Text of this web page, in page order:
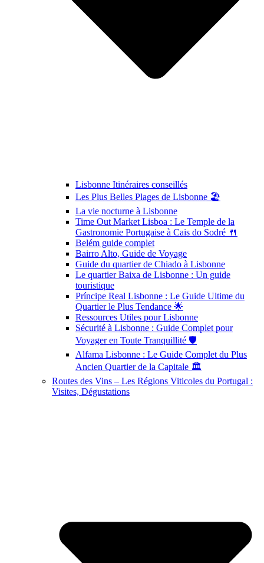
Lisbonne Itinéraires conseillés
Les Plus Belles Plages de Lisbonne 🏖️
La vie nocturne à Lisbonne
Time Out Market Lisboa : Le Temple de la
Gastronomie Portugaise à Cais do Sodré 🍴
Belém guide complet
Bairro Alto, Guide de Voyage
Guide du quartier de Chiado à Lisbonne
Le quartier Baixa de Lisbonne : Un guide
touristique
Príncipe Real Lisbonne : Le Guide Ultime du
Quartier le Plus Tendance 🌟
Ressources Utiles pour Lisbonne
Sécurité à Lisbonne : Guide Complet pour
Voyager en Toute Tranquillité 🛡️
Alfama Lisbonne : Le Guide Complet du Plus
Ancien Quartier de la Capitale 🏛️
Routes des Vins – Les Régions Viticoles du Portugal :
Visites, Dégustations